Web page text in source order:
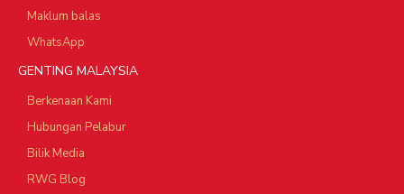
Maklum balas
WhatsApp
GENTING MALAYSIA
Berkenaan Kami
Hubungan Pelabur
Bilik Media
RWG Blog